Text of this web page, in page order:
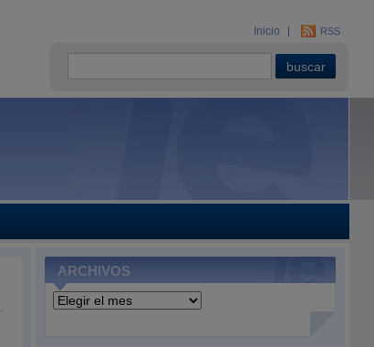
Inicio RSS
ARCHIVOS
Archivos